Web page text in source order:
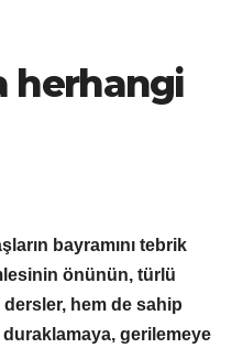
herhangi
bayramını tebrik
önünün, türlü
hem de sahip
gerilemeye